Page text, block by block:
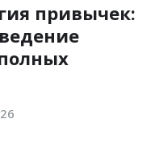
привычек: